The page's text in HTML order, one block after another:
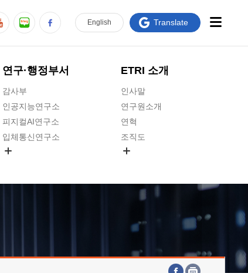
연구·행정부서
감사부
인공지능연구소
피지컬AI연구소
입체통신연구소
호남권연구본부
ETRI 소개
인사말
연구원소개
연혁
조직도
연구원 고객헌장
주요업무연락처
English Translate